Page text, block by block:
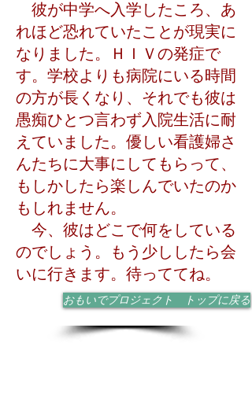
彼が中学へ入学したころ、あ
れほど恐れていたことが現実に
なりました。ＨＩＶの発症で
す。学校よりも病院にいる時間
の方が長くなり、それでも彼は
愚痴ひとつ言わず入院生活に耐
えていました。優しい看護婦さ
んたちに大事にしてもらって、
もしかしたら楽しんでいたのか
もしれません。
今、彼はどこで何をしている
のでしょう。もう少ししたら会
いに行きます。待っててね。
おもいでプロジェクト トップに戻る